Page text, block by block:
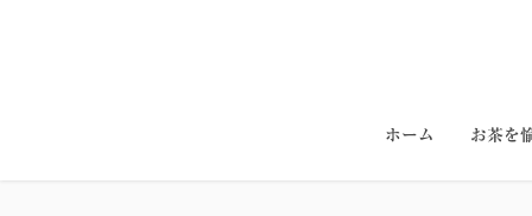
ホーム お茶を